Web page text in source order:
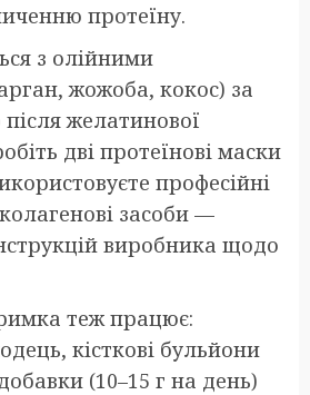
протеїну.
з олійними
жожоба, кокос) за
желатинової
дві протеїнові маски
професійні
засоби —
виробника щодо
теж працює:
кісткові бульйони
(10–15 г на день)